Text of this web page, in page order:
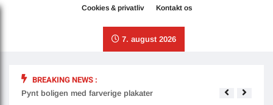
Cookies & privatliv Kontakt os
7. august 2026
BREAKING NEWS :
Pynt boligen med farverige plakater